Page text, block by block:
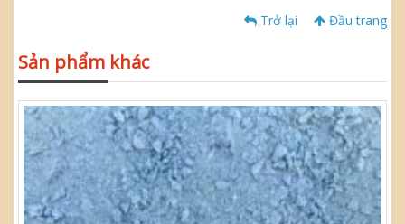
Trở lại Đầu trang
Sản phẩm khác